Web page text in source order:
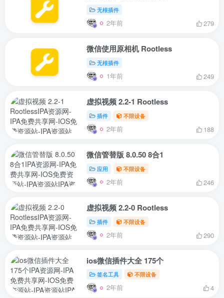
无根插件
2年前 279
微信使用原相机 Rootless
无根插件
1年前 249
虚拟视频 2.2-1 Rootless
插件 不限设备
2年前 188
微信管替版 8.0.50 8合1
应用 不限设备
2年前 246
虚拟视频 2.2-0 Rootless
插件 不限设备
2年前 290
ios微信插件大全 175个
签名工具 不限设备
2年前 4